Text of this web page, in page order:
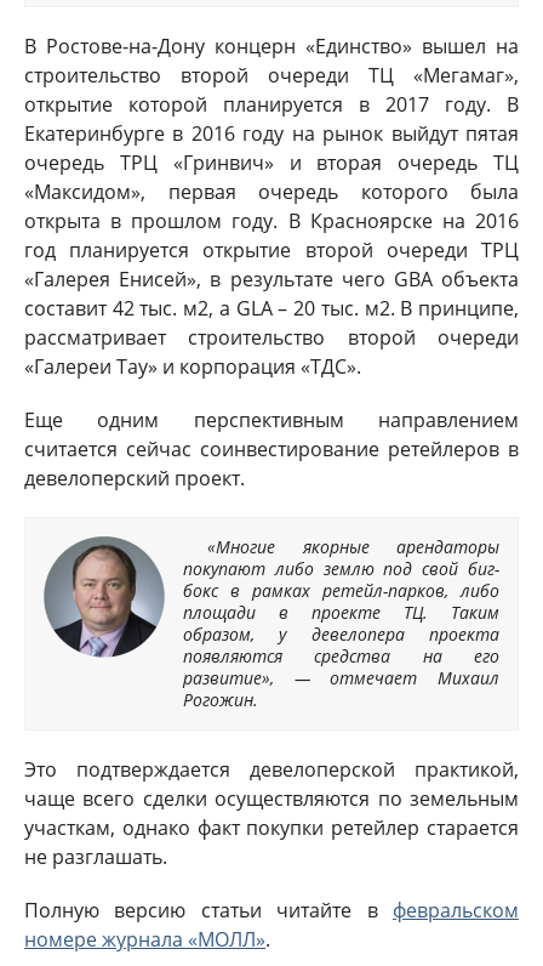
В Ростове-на-Дону концерн «Единство» вышел на
строительство второй очереди ТЦ «Мегамаг»,
открытие которой планируется в 2017 году. В
Екатеринбурге в 2016 году на рынок выйдут пятая
очередь ТРЦ «Гринвич» и вторая очередь ТЦ
«Максидом», первая очередь которого была
открыта в прошлом году. В Красноярске на 2016
год планируется открытие второй очереди ТРЦ
«Галерея Енисей», в результате чего GBA объекта
составит 42 тыс. м2, а GLA – 20 тыс. м2. В принципе,
рассматривает строительство второй очереди
«Галереи Тау» и корпорация «ТДС».
Еще одним перспективным направлением
считается сейчас соинвестирование ретейлеров в
девелоперский проект.
«Многие якорные арендаторы
покупают либо землю под свой биг-
бокс в рамках ретейл-парков, либо
площади в проекте ТЦ. Таким
образом, у девелопера проекта
появляются средства на его
развитие», — отмечает Михаил
Рогожин.
Это подтверждается девелоперской практикой,
чаще всего сделки осуществляются по земельным
участкам, однако факт покупки ретейлер старается
не разглашать.
Полную версию статьи читайте в февральском
номере журнала «МОЛЛ».